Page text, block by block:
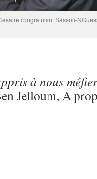
congratulant Sassou-
à nous
Jelloum, A